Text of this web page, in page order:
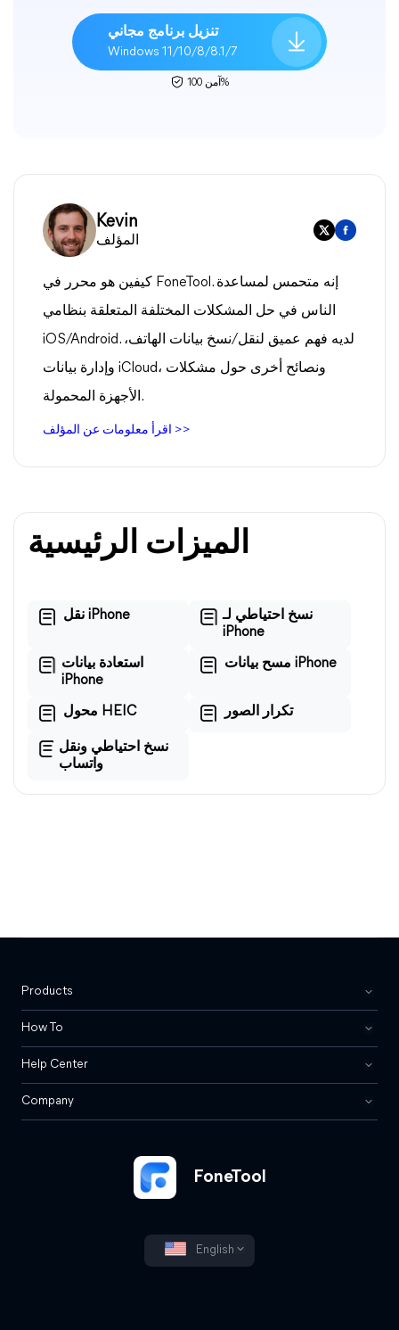
تنزيل برنامج مجاني
Windows 11/10/8/8.1/7
آمن 100%
Kevin
المؤلف
كيفين هو محرر في FoneTool. إنه متحمس لمساعدة
الناس في حل المشكلات المختلفة المتعلقة بنظامي
iOS/Android. لديه فهم عميق لنقل/نسخ بيانات الهاتف،
وإدارة بيانات iCloud، ونصائح أخرى حول مشكلات
الأجهزة المحمولة.
اقرأ معلومات عن المؤلف >>
الميزات الرئيسية
نقل iPhone
نسخ احتياطي لـ
iPhone
استعادة بيانات
iPhone
مسح بيانات iPhone
محول HEIC تكرار الصور
نسخ احتياطي ونقل
واتساب
FoneTool
English
Products
How To
Help Center
Company